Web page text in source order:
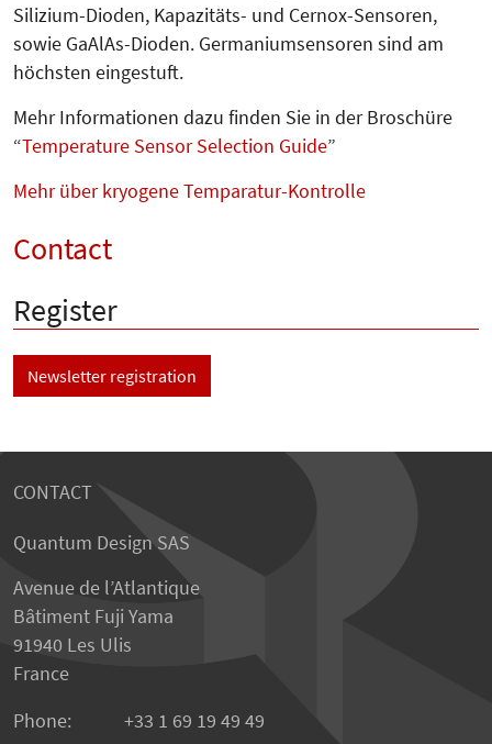
Silizium-Dioden, Kapazitäts- und Cernox-Sensoren,
sowie GaAlAs-Dioden. Germaniumsensoren sind am
höchsten eingestuft.
Mehr Informationen dazu finden Sie in der Broschüre
“Temperature Sensor Selection Guide”
Mehr über kryogene Temparatur-Kontrolle
Contact
Register
Newsletter registration
CONTACT
Quantum Design SAS
Avenue de l’Atlantique
Bâtiment Fuji Yama
91940 Les Ulis
France
Phone:
+33 1 69 19 49 49